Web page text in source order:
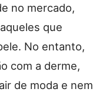
no mercado,
que
No entanto,
com a derme,
de moda e nem